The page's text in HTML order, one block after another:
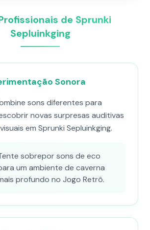
de Sprunki
Sepluinkging
Sonora
sons diferentes para
novas surpresas auditivas
em Sprunki Sepluinkging.
sobrepor sons de eco
um ambiente de caverna
profundo no Jogo Retrô.